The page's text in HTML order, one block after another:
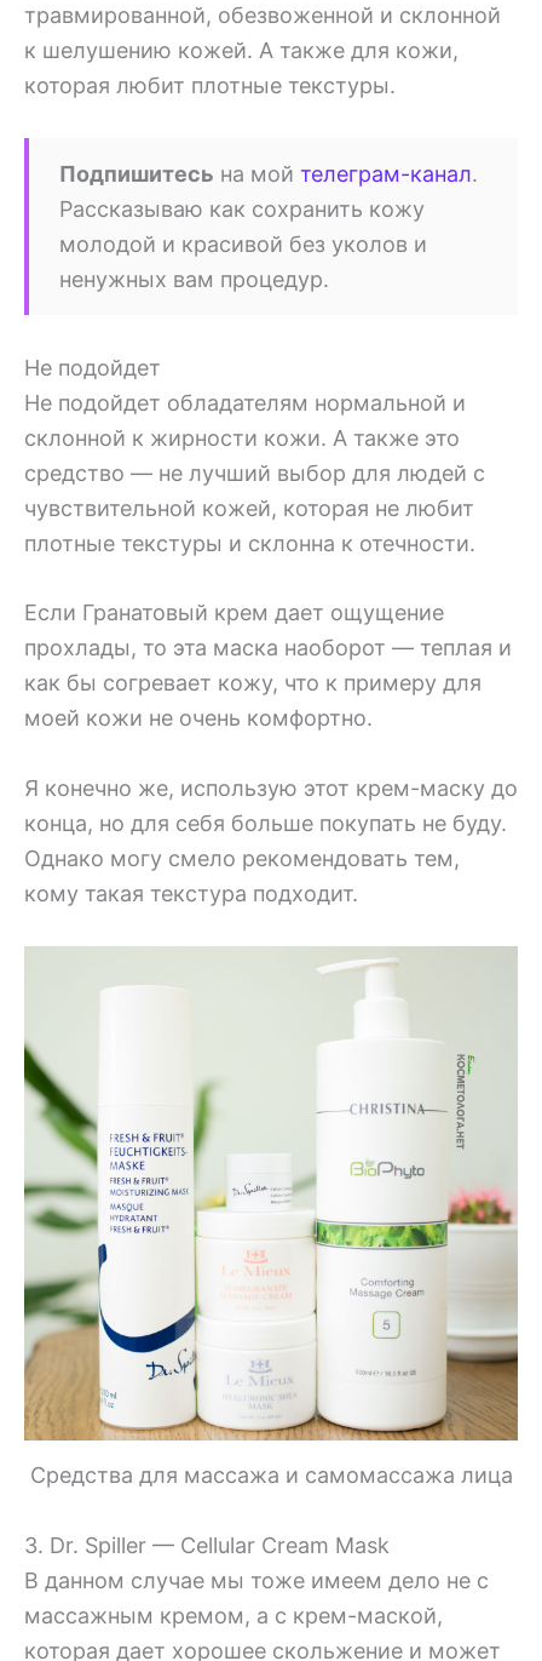
травмированной, обезвоженной и склонной
к шелушению кожей. А также для кожи,
которая любит плотные текстуры.
Подпишитесь на мой телеграм-канал.
Рассказываю как сохранить кожу
молодой и красивой без уколов и
ненужных вам процедур.
Не подойдет
Не подойдет обладателям нормальной и
склонной к жирности кожи. А также это
средство — не лучший выбор для людей с
чувствительной кожей, которая не любит
плотные текстуры и склонна к отечности.
Если Гранатовый крем дает ощущение
прохлады, то эта маска наоборот — теплая и
как бы согревает кожу, что к примеру для
моей кожи не очень комфортно.
Я конечно же, использую этот крем-маску до
конца, но для себя больше покупать не буду.
Однако могу смело рекомендовать тем,
кому такая текстура подходит.
Средства для массажа и самомассажа лица
3. Dr. Spiller — Cellular Cream Mask
В данном случае мы тоже имеем дело не с
массажным кремом, а с крем-маской,
которая дает хорошее скольжение и может